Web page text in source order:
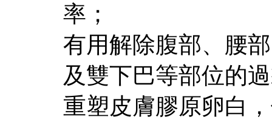
率；
有用解除腹部、腰
及雙下巴等部位的
重塑皮膚膠原卵白